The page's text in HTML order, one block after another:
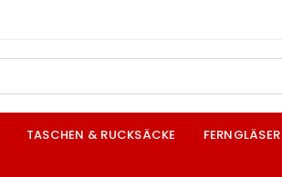
TASCHEN & RUCKSÄCKE FERNGLÄSER